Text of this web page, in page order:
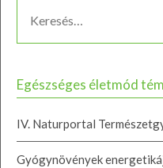
Egészséges életmód
IV. Naturportal
Gyógynövények